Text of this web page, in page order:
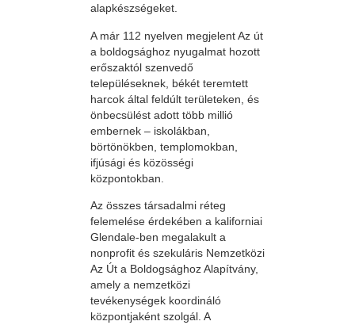
alapkészségeket.
A már 112 nyelven megjelent Az út
a boldogsághoz nyugalmat hozott
erőszaktól szenvedő
településeknek, békét teremtett
harcok által feldúlt területeken, és
önbecsülést adott több millió
embernek – iskolákban,
börtönökben, templomokban,
ifjúsági és közösségi
központokban.
Az összes társadalmi réteg
felemelése érdekében a kaliforniai
Glendale-ben megalakult a
nonprofit és szekuláris Nemzetközi
Az Út a Boldogsághoz Alapítvány,
amely a nemzetközi
tevékenységek koordináló
központjaként szolgál. A